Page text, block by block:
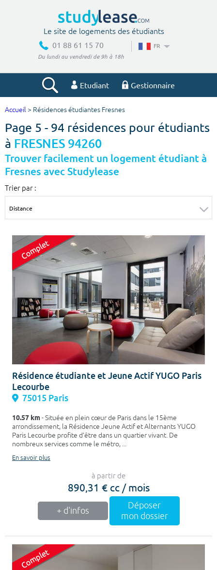
Le site de logements des étudiants
01 88 61 15 70
Du lundi au vendredi de 9h à 18h
FR
Etudiant Gestionnaire
Votre recherche
Ville, école
m² m²
Type de location
Colocation
Votre date d'entrée
Chercher
Accueil > Résidences étudiantes Fresnes
Page 5 - 94 résidences pour étudiants
à FRESNES 94260
Trouver facilement un logement étudiant à
Fresnes avec Studylease
Trier par :
Résidence étudiante et Jeune Actif YUGO Paris
Lecourbe
75015 Paris
10.57 km- Située en plein cœur de Paris dans le 15ème
arrondissement, la Résidence Jeune Actif et Alternants YUGO
Paris Lecourbe profite d’être dans un quartier vivant. De
nombreux services comme le métro, ...
En savoir plus
à partir de
890,31 € cc / mois
+ d'infos
Déposer
mon dossier